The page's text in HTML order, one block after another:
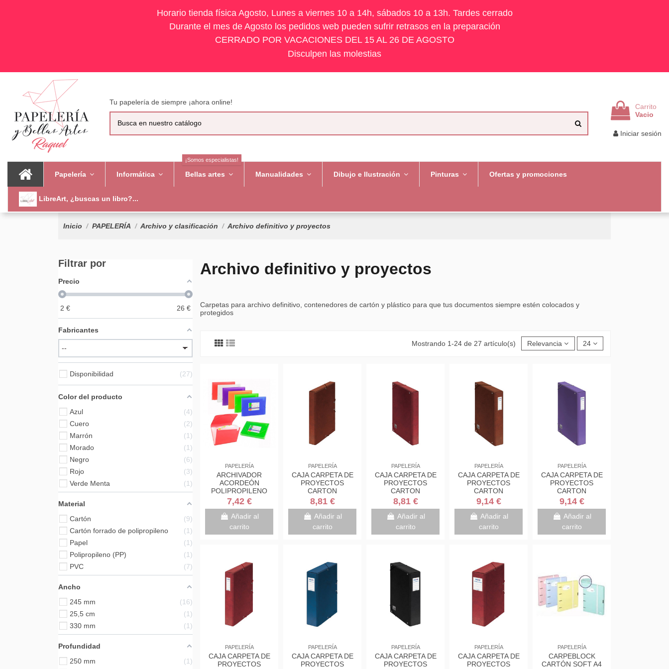
Horario tienda física Agosto, Lunes a viernes 10 a 14h, sábados 10 a 13h. Tardes cerrado
Durante el mes de Agosto los pedidos web pueden sufrir retrasos en la preparación
CERRADO POR VACACIONES DEL 15 AL 26 DE AGOSTO
Disculpen las molestias
Tu papelería de siempre ¡ahora online!
Carrito
Vacio
Iniciar sesión
Papelería Informática Bellas artes
¡Somos especialistas!
Manualidades Dibujo e Ilustración Pinturas Ofertas y promociones
LibreArt, ¿buscas un libro?...
Inicio PAPELERÍA Archivo y clasificación Archivo definitivo y proyectos
Archivo definitivo y proyectos
Carpetas para archivo definitivo, contenedores de cartón y plástico para que tus documentos siempre estén colocados y
protegidos
Mostrando 1-24 de 27 artículo(s) Relevancia 24
PAPELERÍA
ARCHIVADOR
ACORDEÓN
POLIPROPILENO
TRASLUCIDO FOLIO
13
DEPARTAMENTOS
GOMA VIOLETA...
7,42 €
Añadir al
carrito
PAPELERÍA
CAJA CARPETA DE
PROYECTOS
CARTON
BRILLANTE LOMO
DE 3 CM CUERO
245X350X30 DOHE
09571
8,81 €
Añadir al
carrito
PAPELERÍA
CAJA CARPETA DE
PROYECTOS
CARTON
BRILLANTE LOMO
DE 3 CM ROJO
245X350X30 DOHE
09721
8,81 €
Añadir al
carrito
PAPELERÍA
CAJA CARPETA DE
PROYECTOS
CARTON
BRILLANTE LOMO
DE 5 CM CUERO
CON ETIQUETA
245X350X50...
9,14 €
Añadir al
carrito
PAPELERÍA
CAJA CARPETA DE
PROYECTOS
CARTON
BRILLANTE LOMO
DE 5 CM MORADO
CON ETIQUETA
245X350X50...
9,14 €
Añadir al
carrito
PAPELERÍA
CAJA CARPETA DE
PROYECTOS
PAPELERÍA
CAJA CARPETA DE
PROYECTOS
PAPELERÍA
CAJA CARPETA DE
PROYECTOS
PAPELERÍA
CAJA CARPETA DE
PROYECTOS
PAPELERÍA
CARPEBLOCK
CARTÓN SOFT A4
Filtrar por
Precio
2 € 26 €
Fabricantes
Disponibilidad 27
Color del producto
Azul
4
Cuero
2
Marrón
1
Morado
1
Negro
6
Rojo
3
Verde Menta
1
Material
Cartón
9
Cartón forrado de polipropileno
1
Papel
1
Polipropileno (PP)
1
PVC
7
Ancho
245 mm
16
25,5 cm
1
330 mm
1
Profundidad
250 mm
1